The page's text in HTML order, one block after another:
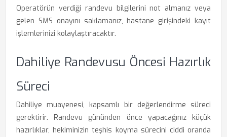
Operatörün verdiği randevu bilgilerini not almanız veya
gelen SMS onayını saklamanız, hastane girişindeki kayıt
işlemlerinizi kolaylaştıracaktır.
Dahiliye Randevusu Öncesi Hazırlık
Süreci
Dahiliye muayenesi, kapsamlı bir değerlendirme süreci
gerektirir. Randevu gününden önce yapacağınız küçük
hazırlıklar, hekiminizin teşhis koyma sürecini ciddi oranda